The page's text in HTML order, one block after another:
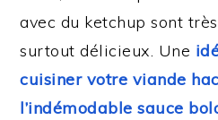
avec du ketchup sont
surtout délicieux. Une
cuisiner votre viande
l’indémodable sauce